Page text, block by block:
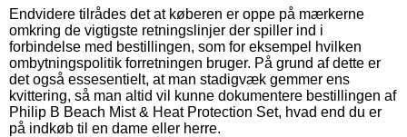
Endvidere tilrådes det at køberen er oppe på mærkerne
omkring de vigtigste retningslinjer der spiller ind i
forbindelse med bestillingen, som for eksempel hvilken
ombytningspolitik forretningen bruger. På grund af dette er
det også essesentielt, at man stadigvæk gemmer ens
kvittering, så man altid vil kunne dokumentere bestillingen af
Philip B Beach Mist & Heat Protection Set, hvad end du er
på indkøb til en dame eller herre.